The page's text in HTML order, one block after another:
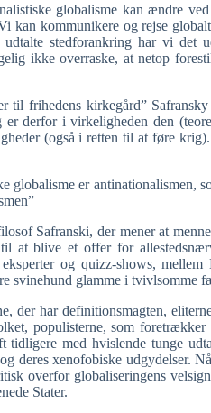
globalisme kan ændre
kan kommunikere og rejse
stedforankring har vi det
ikke overraske, at netop
til frihedens kirkegård”
derfor i virkeligheden den
(også i retten til at føre
globalisme er antinationalismen,
Safranski, der mener at
at blive et offer for
eksperter og quizz-shows,
svinehund glamme i tvivlsomme
der har definitionsmagten,
populisterne, som
tidligere med hvislende tunge
deres xenofobiske udgydelser.
overfor globaliseringens
Stater.